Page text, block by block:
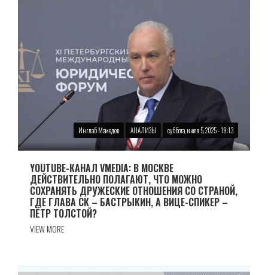
Инглаб Мамедов АНАЛИЗЫ суббота, июля 5, 2025 - 19:13
YOUTUBE-КАНАЛ VMEDIA: В МОСКВЕ
ДЕЙСТВИТЕЛЬНО ПОЛАГАЮТ, ЧТО МОЖНО
СОХРАНЯТЬ ДРУЖЕСКИЕ ОТНОШЕНИЯ СО СТРАНОЙ,
ГДЕ ГЛАВА СК – БАСТРЫКИН, А ВИЦЕ-СПИКЕР –
ПЁТР ТОЛСТОЙ?
VIEW MORE